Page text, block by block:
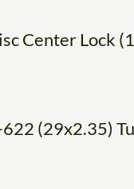
Center Lock
(29x2.35)